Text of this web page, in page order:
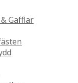
Gafflar